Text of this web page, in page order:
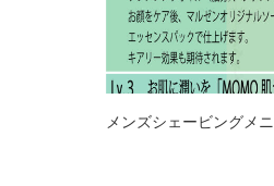
メンズシェービングメ